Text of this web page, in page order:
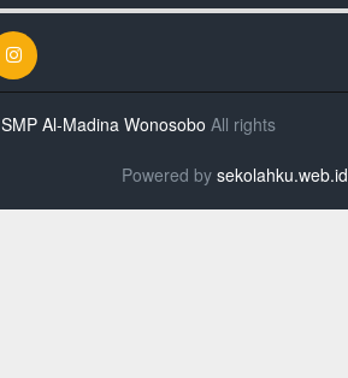
SMP Al-Madina Wonosobo All rights
Powered by sekolahku.web.id